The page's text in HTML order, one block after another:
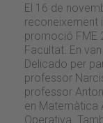
El 16 de
reconeixement
promoció FME
Facultat. En
Delicado per
professor
professor
en Matemàtica
Operativa.